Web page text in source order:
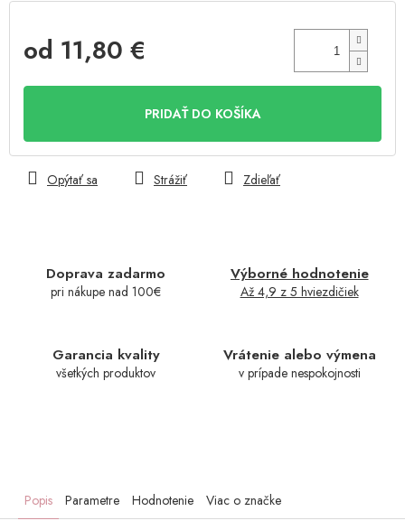
od 11,80 €
PRIDAŤ DO KOŠÍKA
Doprava zadarmo
pri nákupe nad 100€
Výborné hodnotenie
Až 4,9 z 5 hviezdičiek
Garancia kvality
všetkých produktov
Vrátenie alebo výmena
v prípade nespokojnosti
Opýtať sa Strážiť Zdieľať
Popis Parametre Hodnotenie Viac o značke